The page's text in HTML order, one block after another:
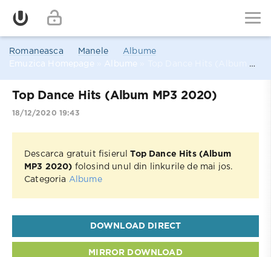
Romaneasca Manele
Albume
Emuzica Homepage
Albume
Top Dance Hits (Album MP3 2020)
18/12/2020 19:43
Descarca gratuit fisierulTop Dance Hits (Album
MP3 2020) folosind unul din linkurile de mai jos.
Categoria Albume
DOWNLOAD DIRECT
MIRROR DOWNLOAD